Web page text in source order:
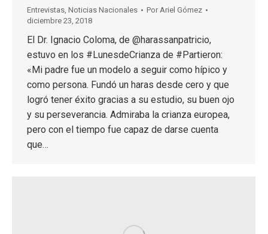
Entrevistas, Noticias Nacionales Por Ariel Gómez
diciembre 23, 2018
El Dr. Ignacio Coloma, de @harassanpatricio,
estuvo en los #LunesdeCrianza de #Partieron:
«Mi padre fue un modelo a seguir como hípico y
como persona. Fundó un haras desde cero y que
logró tener éxito gracias a su estudio, su buen ojo
y su perseverancia. Admiraba la crianza europea,
pero con el tiempo fue capaz de darse cuenta
que…